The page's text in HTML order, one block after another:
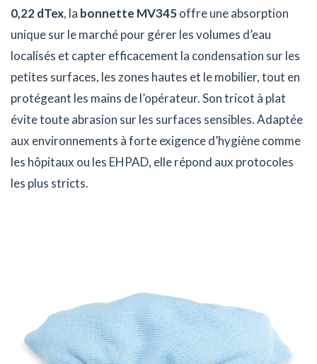
0,22 dTex, la bonnette MV345offre une absorption
unique sur le marché pour gérer les volumes d’eau
localisés et capter efficacement la condensation sur les
petites surfaces, les zones hautes et le mobilier, tout en
protégeant les mains de l’opérateur. Son tricot à plat
évite toute abrasion sur les surfaces sensibles. Adaptée
aux environnements à forte exigence d’hygiène comme
les hôpitaux ou les EHPAD, elle répond aux protocoles
les plus stricts.